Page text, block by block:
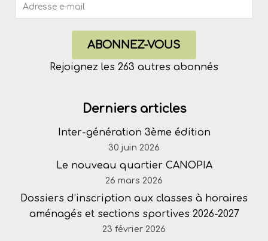
ABONNEZ-VOUS
Rejoignez les 263 autres abonnés
Derniers articles
Inter-génération 3ème édition
30 juin 2026
Le nouveau quartier CANOPIA
26 mars 2026
Dossiers d’inscription aux classes à horaires
aménagés et sections sportives 2026-2027
23 février 2026